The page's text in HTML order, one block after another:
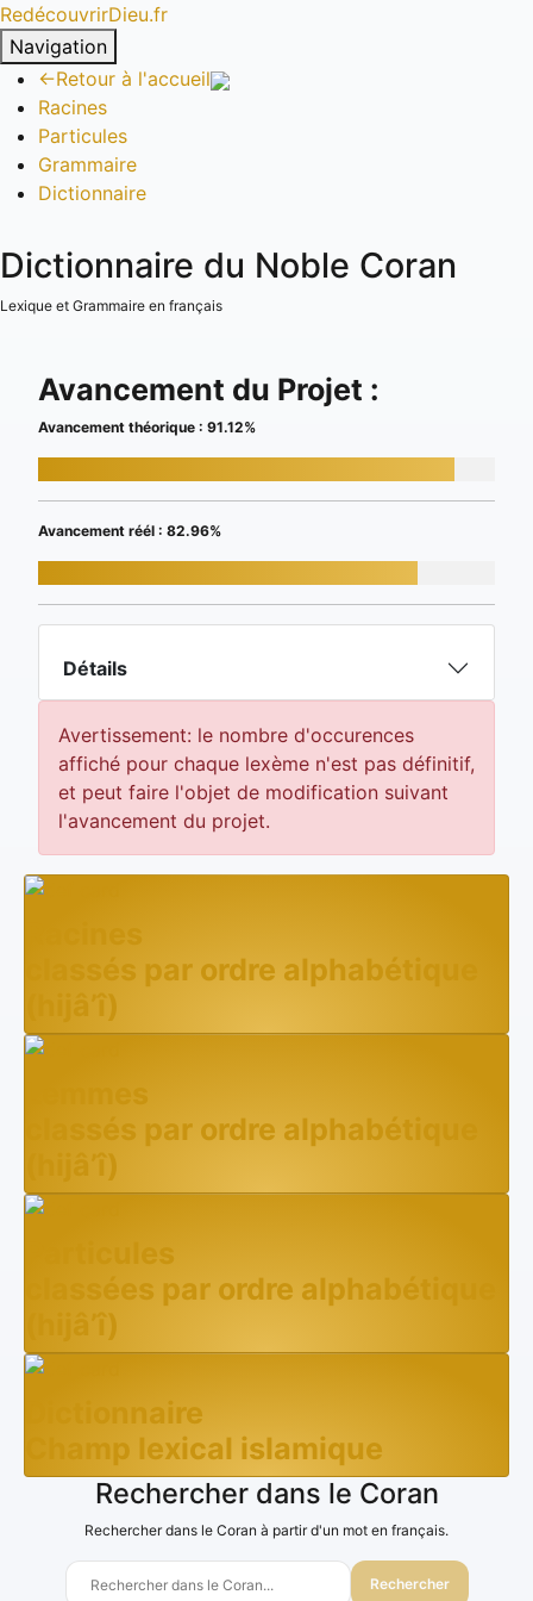
RedécouvrirDieu.fr
Navigation
←Retour à l'accueil
Racines
Particules
Grammaire
Dictionnaire
Dictionnaire du Noble Coran
Lexique et Grammaire en français
Avancement du Projet :
Avancement théorique : 91.12%
Avancement réél : 82.96%
Détails
Avertissement: le nombre d'occurences
affiché pour chaque lexème n'est pas définitif,
et peut faire l'objet de modification suivant
l'avancement du projet.
classés par ordre alphabétique
(hijâ’î)
classés par ordre alphabétique
(hijâ’î)
Particules
classées par ordre alphabétique
(hijâ’î)
Dictionnaire
Champ lexical islamique
Rechercher dans le Coran
Rechercher dans le Coran à partir d'un mot en français.
Rechercher